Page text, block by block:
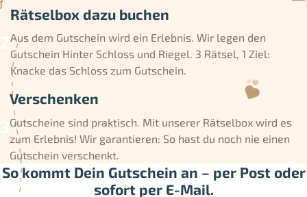
Rätselbox dazu buchen
Aus dem Gutschein wird ein Erlebnis. Wir legen den
Gutschein Hinter Schloss und Riegel. 3 Rätsel, 1 Ziel:
Knacke das Schloss zum Gutschein.
Verschenken
Gutscheine sind praktisch. Mit unserer Rätselbox wird es
zum Erlebnis! Wir garantieren: So hast du noch nie einen
Gutschein verschenkt.
So kommt Dein Gutschein an – per Post oder
sofort per E-Mail.